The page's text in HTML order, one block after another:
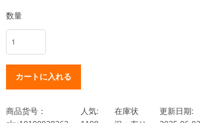
数量
商品货号：
人気:
在庫状
更新日期: